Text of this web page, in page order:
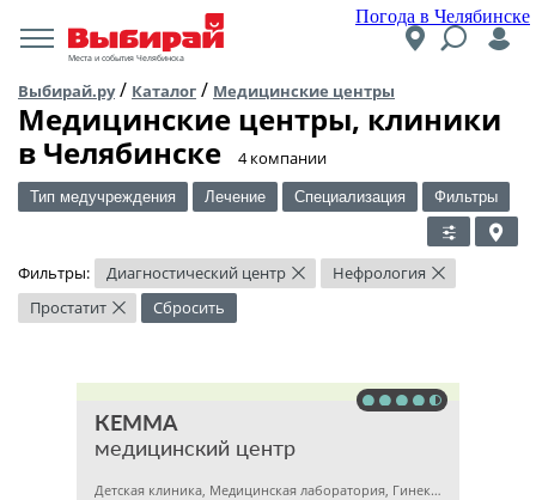
Погода в Челябинске
Места и события Челябинска
Выбирай.ру/ Каталог / Медицинские центры
Медицинские центры, клиники
в Челябинске
​4 компании
Тип медучреждения Лечение Специализация Фильтры
Фильтры: Диагностический центр × Нефрология ×
Простатит × Сбросить
КЕММА
медицинский центр
Детская клиника, Медицинская лаборатория, Гинекология